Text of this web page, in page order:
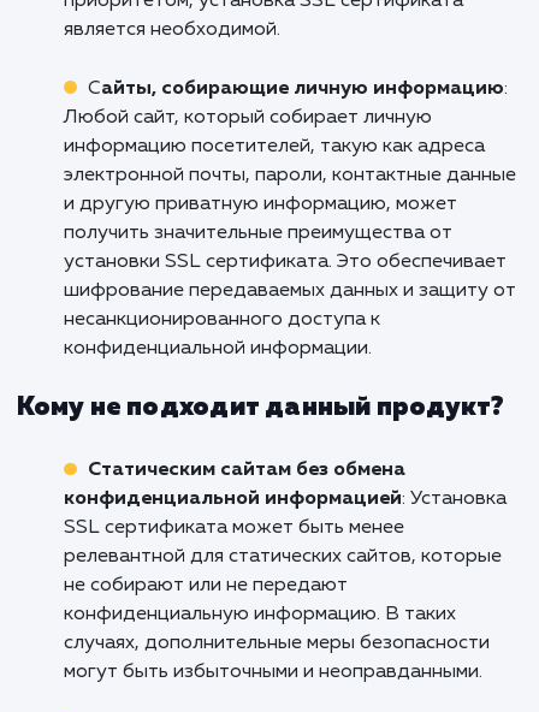
SSL сертификата включают шифрование
и повышение доверия клиентов. Установка
сертификата решает проблему
удовлетворяет требованиям
конфиденциальности.
Корпоративные веб-сайты и
Установка SSL сертификата на
веб-сайт является важным для защиты
конфиденциальной информации, такой как
информация сотрудников и документы. SSL
аутентификацию и целостность
что повышает безопасность и доверие к
Для корпоративных веб-сайтов, где
безопасность и защита данных являются
приоритетом, установка SSL сертификата
является необходимой.